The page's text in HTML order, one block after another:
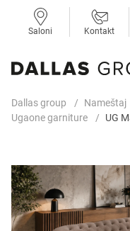
Saloni Kontakt
Dallas group Nameštaj
Ugaone garniture
UG